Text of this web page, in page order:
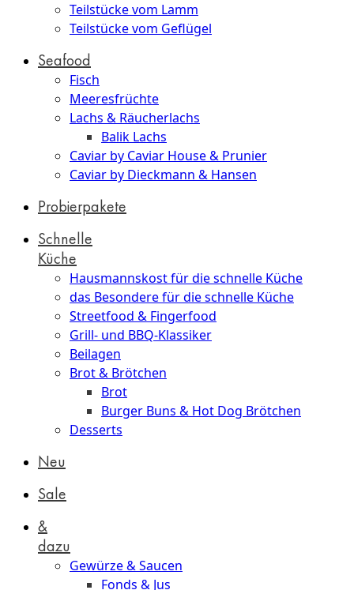
Teilstücke vom Lamm
Teilstücke vom Geflügel
Seafood
Fisch
Meeresfrüchte
Lachs & Räucherlachs
Balik Lachs
Caviar by Caviar House & Prunier
Caviar by Dieckmann & Hansen
Probierpakete
Schnelle
Küche
Hausmannskost für die schnelle Küche
das Besondere für die schnelle Küche
Streetfood & Fingerfood
Grill- und BBQ-Klassiker
Beilagen
Brot & Brötchen
Brot
Burger Buns & Hot Dog Brötchen
Desserts
Neu
Sale
&
dazu
Gewürze & Saucen
Fonds & Jus